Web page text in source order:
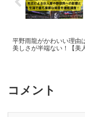
平野雨龍がかわいい理由
美しさが半端ない！【美
コメント